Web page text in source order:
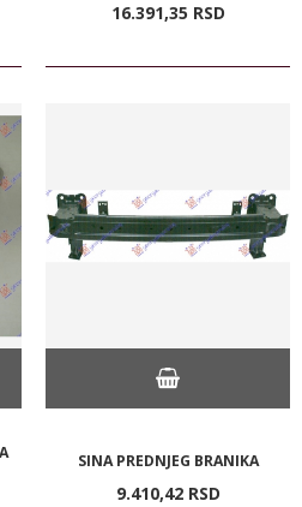
16.391,35 RSD
SINA PREDNJEG BRANIKA
9.410,42 RSD